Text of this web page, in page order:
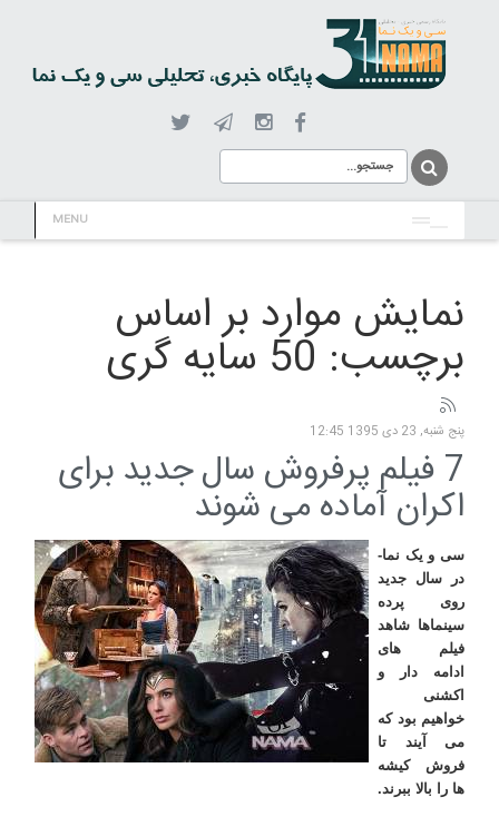
MENU
نمایش موارد بر اساس
برچسب: 50 سایه گری
پنج شنبه, 23 دی 1395 12:45
7 فیلم پرفروش سال جدید برای
اکران آماده می شوند
سی و یک نما-
در سال جدید
روی پرده
سینماها شاهد
فیلم های
ادامه دار و
اکشنی
خواهیم بود که
می آیند تا
فروش کیشه
ها را بالا ببرند.